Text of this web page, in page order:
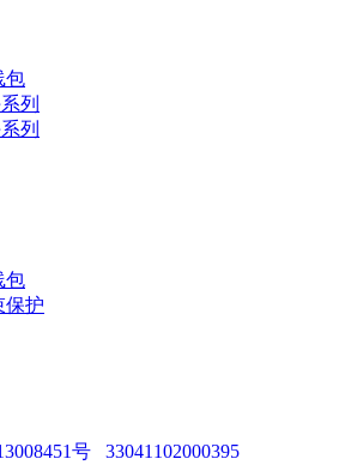
包
列
列
包
保护
号
33041102000395